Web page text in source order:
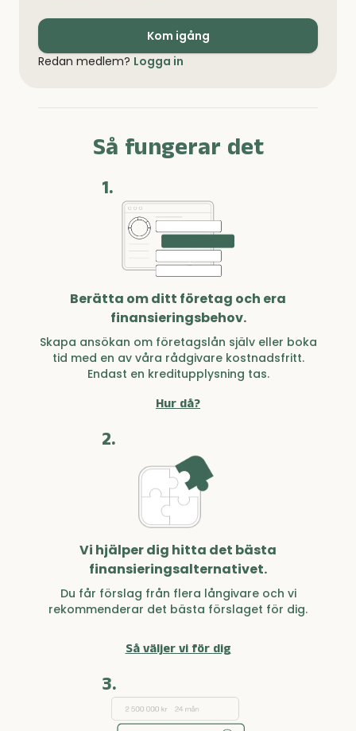
Kom igång
Redan medlem? Logga in
Så fungerar det
1.
Berätta om ditt företag och era
finansieringsbehov.
Skapa ansökan om företagslån själv eller boka
tid med en av våra rådgivare kostnadsfritt.
Endast en kreditupplysning tas.
Hur då?
2.
Vi hjälper dig hitta det bästa
finansieringsalternativet.
Du får förslag från flera långivare och vi
rekommenderar det bästa förslaget för dig.
Så väljer vi för dig
3.